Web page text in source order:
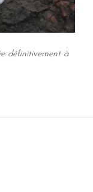
définitivement à